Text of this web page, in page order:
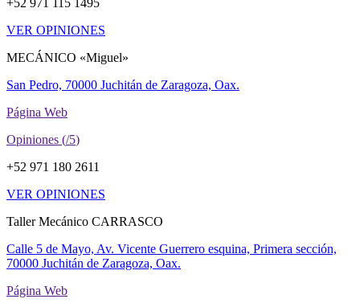
+52 971 115 1495
VER OPINIONES
MECÁNICO «Miguel»
San Pedro, 70000 Juchitán de Zaragoza, Oax.
Página Web
Opiniones (/5)
+52 971 180 2611
VER OPINIONES
Taller Mecánico CARRASCO
Calle 5 de Mayo, Av. Vicente Guerrero esquina, Primera sección,
70000 Juchitán de Zaragoza, Oax.
Página Web